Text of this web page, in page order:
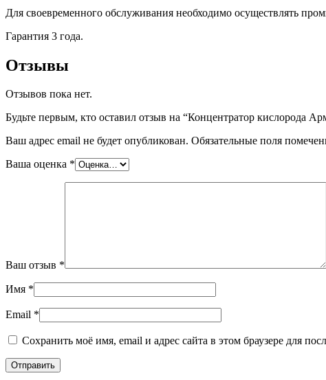
Для своевременного обслуживания необходимо осуществлять
Гарантия 3 года.
Отзывы
Отзывов пока нет.
Будьте первым, кто оставил отзыв на “Концентратор кислорода
Ваш адрес email не будет опубликован. Обязательные поля
Ваша оценка *
Ваш отзыв *
Имя *
Email *
Сохранить моё имя, email и адрес сайта в этом браузере для